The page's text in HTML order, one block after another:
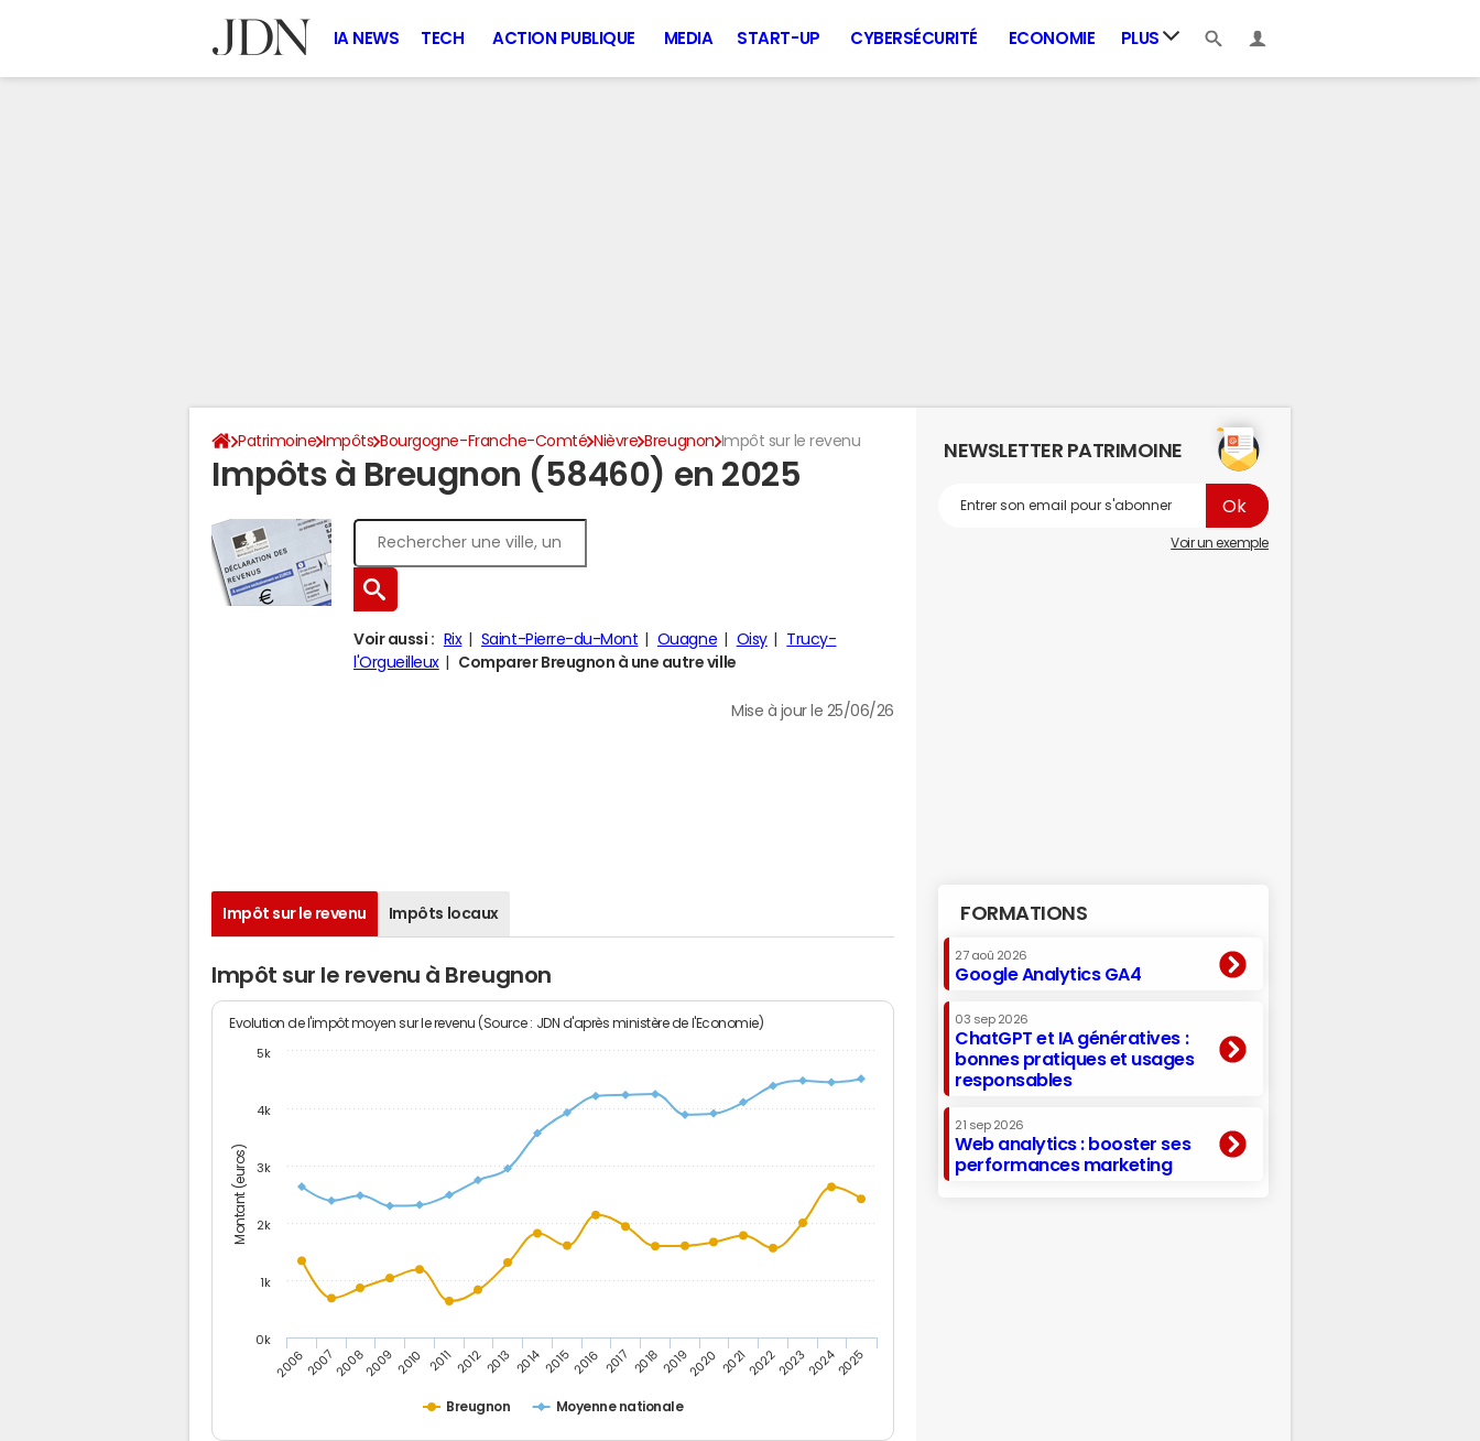
IA NEWS TECH ACTION PUBLIQUE MEDIA START-UP CYBERSÉCURITÉ ECONOMIE PLUS
Patrimoine Impôts Bourgogne-Franche-Comté Nièvre Breugnon Impôt sur le revenu
Impôts à Breugnon (58460) en 2025
Voir aussi : Rix Saint-Pierre-du-Mont Ouagne Oisy
Trucy-
l'Orgueilleux
Comparer Breugnon à une autre ville
Mise à jour le 25/06/26
Impôt sur le revenu Impôts locaux
Impôt sur le revenu à Breugnon
Montant (euros)
Evolution de l'impôt moyen sur le revenu (Source : JDN d'après ministère de l'Economie)
Breugnon Moyenne nationale
20062007200820092010 2011 20122013 201420152016 2017 201820192020 20212022202320242025
0k
1k
2k
3k
4k
5k
NEWSLETTER PATRIMOINE
Voir un exemple
FORMATIONS
27 aoû 2026
Google Analytics GA4
03 sep 2026
ChatGPT et IA génératives :
bonnes pratiques et usages
responsables
21 sep 2026
Web analytics : booster ses
performances marketing